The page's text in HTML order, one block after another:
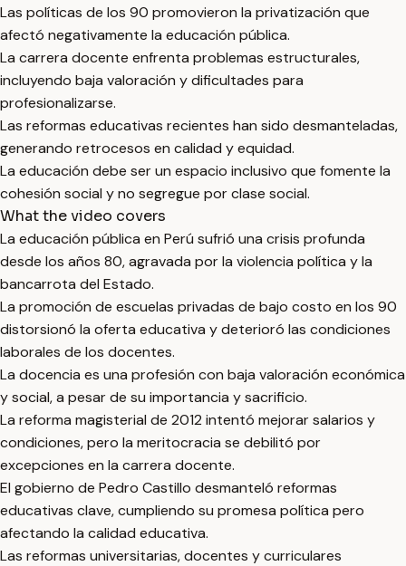
Las políticas de los 90 promovieron la privatización que
afectó negativamente la educación pública.
La carrera docente enfrenta problemas estructurales,
incluyendo baja valoración y dificultades para
profesionalizarse.
Las reformas educativas recientes han sido desmanteladas,
generando retrocesos en calidad y equidad.
La educación debe ser un espacio inclusivo que fomente la
cohesión social y no segregue por clase social.
What the video covers
La educación pública en Perú sufrió una crisis profunda
desde los años 80, agravada por la violencia política y la
bancarrota del Estado.
La promoción de escuelas privadas de bajo costo en los 90
distorsionó la oferta educativa y deterioró las condiciones
laborales de los docentes.
La docencia es una profesión con baja valoración económica
y social, a pesar de su importancia y sacrificio.
La reforma magisterial de 2012 intentó mejorar salarios y
condiciones, pero la meritocracia se debilitó por
excepciones en la carrera docente.
El gobierno de Pedro Castillo desmanteló reformas
educativas clave, cumpliendo su promesa política pero
afectando la calidad educativa.
Las reformas universitarias, docentes y curriculares